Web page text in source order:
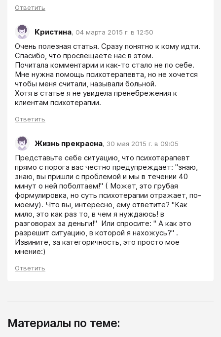
Ответить
Кристина, 04 марта 2015 г. в 12:50
Очень полезная статья. Сразу понятно к кому идти.
Спасибо, что просвещаете нас в этом.
Почитала комментарии и как-то стало не по себе.
Мне нужна помощь психотерапевта, но не хочется
чтобы меня считали, называли больной.
Хотя в статье я не увидела пренебрежения к
клиентам психотерапии.
Ответить
Жизнь прекрасна, 30 мая 2015 г. в 09:05
Представьте себе ситуацию, что психотерапевт
прямо с порога вас честно предупреждает: "знаю,
знаю, вы пришли с проблемой и мы в течении 40
минут о ней поболтаем!" ( Может, это грубая
формулировка, но суть психотерапии отражает, по-
моему). Что вы, интересно, ему ответите? "Как
мило, это как раз то, в чем я нуждаюсь! в
разговорах за деньги!"  Или спросите: " А как это
разрешит ситуацию, в которой я нахожусь?" .
Извините, за категоричность, это просто мое
мнение:)
Ответить
Материалы по теме: